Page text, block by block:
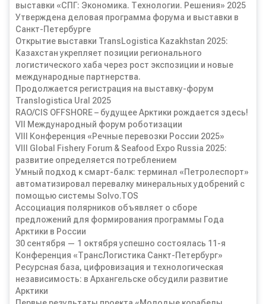
выставки «СПГ: Экономика. Технологии. Решения» 2025
Утверждена деловая программа форума и выставки в
Санкт-Петербурге
Открытие выставки TransLogistica Kazakhstan 2025:
Казахстан укрепляет позиции регионального
логистического хаба через рост экспозиции и новые
международные партнерства.
Продолжается регистрация на выставку-форум
Translogistica Ural 2025
RAO/CIS OFFSHORE – будущее Арктики рождается здесь!
VII Международный форум роботизации
VIII Конференция «Речные перевозки России 2025»
VIII Global Fishery Forum & Seafood Expo Russia 2025:
развитие определяется потреблением
Умный подход к смарт-балк: терминал «Петролеспорт»
автоматизировал перевалку минеральных удобрений с
помощью системы Solvo.TOS
Ассоциация полярников объявляет о сборе
предложений для формирования программы Года
Арктики в России
30 сентября — 1 октября успешно состоялась 11-я
Конференция «ТрансЛогистика Санкт-Петербург»
Ресурсная база, цифровизация и технологическая
независимость: в Архангельске обсудили развитие
Арктики